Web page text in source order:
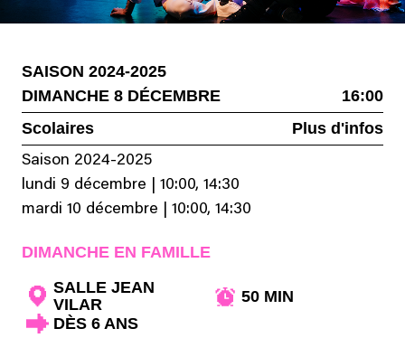
SAISON 2024-2025
DIMANCHE 8 DÉCEMBRE
16:00
Scolaires
Plus d'infos
Saison 2024-2025
lundi 9 décembre
10:00, 14:30
mardi 10 décembre
10:00, 14:30
DIMANCHE EN FAMILLE
SALLE JEAN
VILAR
50 MIN
DÈS 6 ANS